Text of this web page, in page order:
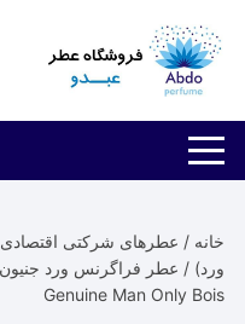
شدن
خانه / عطرهای شرکتی اقتصادی
ورد)
Genuine Man Only Bois